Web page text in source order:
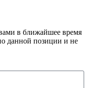
в ближайшее время
данной позиции и не